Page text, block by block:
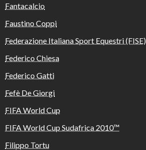
Fantacalcio
Faustino Coppi
Federazione Italiana Sport Equestri (FISE)
Federico Chiesa
Federico Gatti
Fefè De Giorgi
FIFA World Cup
FIFA World Cup Sudafrica 2010™️
Filippo Tortu